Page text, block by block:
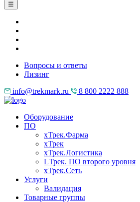
☰
Вопросы и ответы
Лизинг
info@trekmark.ru
8 800 2222 888
Оборудование
ПО
хТрек.Фарма
хТрек
хТрек.Логистика
LТрек. ПО второго уровня
хТрек.Сеть
Услуги
Валидация
Товарные группы